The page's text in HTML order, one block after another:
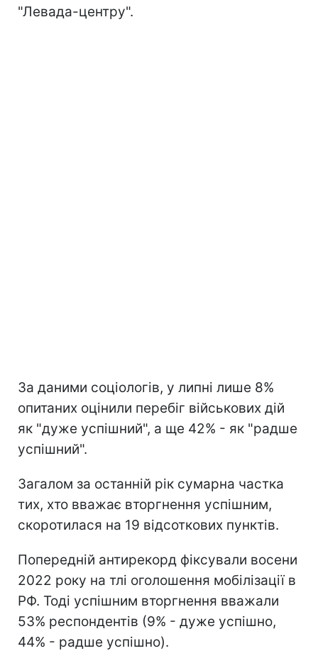
"Левада-центру".
За даними соціологів, у липні лише 8%
опитаних оцінили перебіг військових дій
як "дуже успішний", а ще 42% - як "радше
успішний".
Загалом за останній рік сумарна частка
тих, хто вважає вторгнення успішним,
скоротилася на 19 відсоткових пунктів.
Попередній антирекорд фіксували восени
2022 року на тлі оголошення мобілізації в
РФ. Тоді успішним вторгнення вважали
53% респондентів (9% - дуже успішно,
44% - радше успішно).